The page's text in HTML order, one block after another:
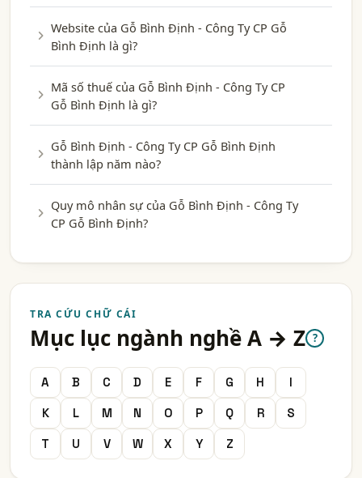
Website của Gỗ Bình Định - Công Ty CP Gỗ
Bình Định là gì?
Mã số thuế của Gỗ Bình Định - Công Ty CP
Gỗ Bình Định là gì?
Gỗ Bình Định - Công Ty CP Gỗ Bình Định
thành lập năm nào?
Quy mô nhân sự của Gỗ Bình Định - Công Ty
CP Gỗ Bình Định?
TRA CỨU CHỮ CÁI
Mục lục ngành nghề A → Z ?
A B C D E F G H
I
K
L M N O P Q R
S
T
U V W X Y Z